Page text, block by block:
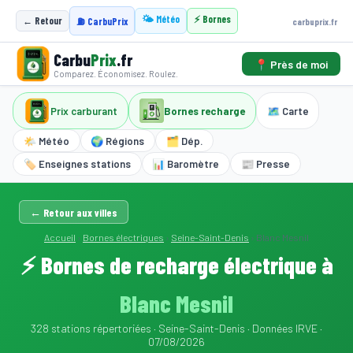
← Retour ⛽ CarbuPrix 🌤️ Météo ⚡ Bornes carbuprix.fr
CarbuPrix.fr
Comparez. Économisez. Roulez.
📍 Près de moi
Prix carburant Bornes recharge 🗺️ Carte
🌤️ Météo 🌍 Régions
🗂️ Dép.
🏷️ Enseignes stations
📊 Baromètre 📰 Presse
← Retour aux villes
Accueil › Bornes électriques › Seine-Saint-Denis › Blanc Mesnil
⚡ Bornes de recharge électrique à
Blanc Mesnil
328 stations répertoriées · Seine-Saint-Denis · Données IRVE ·
07/08/2026